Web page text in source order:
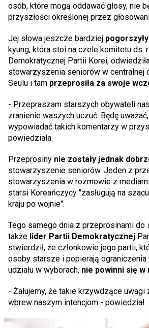
osób, które mogą oddawać głosy, nie
przyszłości określonej przez
Jej słowa jeszcze bardziej
kyung, która stoi na czele komitetu ds.
Demokratycznej Partii Korei,
stowarzyszenia seniorów w centralnej
Seulu i tam przeprosiła za swoje
- Przepraszam starszych obywateli
zranienie waszych uczuć. Będę
wypowiadać takich komentarzy w
powiedziała.
Przeprosiny nie zostały jednak
stowarzyszenie seniorów. Jeden z
stowarzyszenia w rozmowie z
starsi Koreańczycy "zasługują na
kraju po wojnie".
Tego samego dnia z przeprosinami do
także lider Partii Demokratycznej
stwierdził, że członkowie jego partii,
osoby starsze i popierają
udziału w wyborach, nie powinni się w
- Żałujemy, że takie krzywdzące uwagi
wbrew naszym intencjom - powiedział.